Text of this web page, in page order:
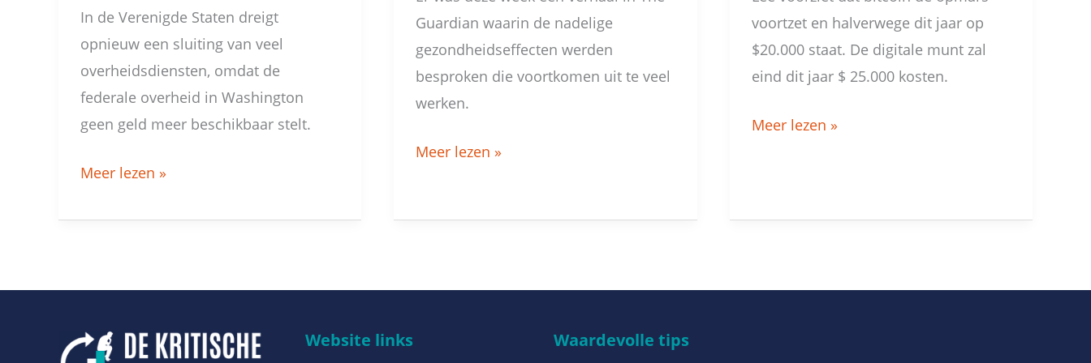
In de Verenigde Staten dreigt
opnieuw een sluiting van veel
overheidsdiensten, omdat de
federale overheid in Washington
geen geld meer beschikbaar stelt.
Meer lezen »
Guardian waarin de nadelige
gezondheidseffecten werden
besproken die voortkomen uit te veel
werken.
Meer lezen »
voortzet en halverwege dit jaar op
$20.000 staat. De digitale munt zal
eind dit jaar $ 25.000 kosten.
Meer lezen »
Website links Waardevolle tips